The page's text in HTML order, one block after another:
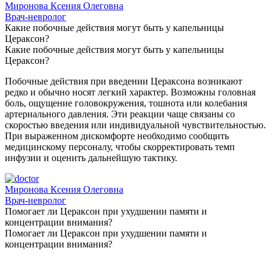
Миронова Ксения Олеговна
Врач-невролог
Какие побочные действия могут быть у капельницы
Цераксон?
Какие побочные действия могут быть у капельницы
Цераксон?
Побочные действия при введении Цераксона возникают
редко и обычно носят легкий характер. Возможны головная
боль, ощущение головокружения, тошнота или колебания
артериального давления. Эти реакции чаще связаны со
скоростью введения или индивидуальной чувствительностью.
При выраженном дискомфорте необходимо сообщить
медицинскому персоналу, чтобы скорректировать темп
инфузии и оценить дальнейшую тактику.
Миронова Ксения Олеговна
Врач-невролог
Помогает ли Цераксон при ухудшении памяти и
концентрации внимания?
Помогает ли Цераксон при ухудшении памяти и
концентрации внимания?